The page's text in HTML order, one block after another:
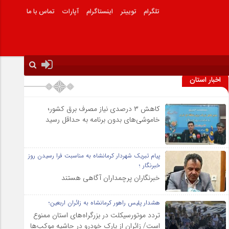
تلگرام توییتر اینستاگرام آپارات تماس با ما
اخبار استان
کاهش ۳ درصدی نیاز مصرف برق کشور؛
خاموشی‌های بدون برنامه به حداقل رسید
پیام تبریک شهردار کرمانشاه به مناسبت فرا رسیدن روز
خبرنگار ؛
خبرنگاران پرچمداران آگاهی هستند
هشدار پلیس راهور کرمانشاه به زائران اربعین؛
تردد موتورسیکلت در بزرگراه‌های استان ممنوع
است/ زائران از پارک خودرو در حاشیه موکب‌ها